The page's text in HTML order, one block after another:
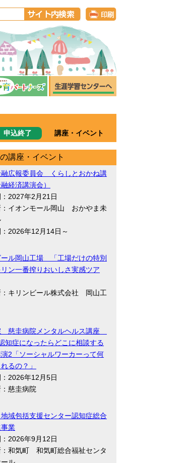
申込終了 講座・イベント
講座・イベント
融広報委員会 くらしとおかね講
経済講演会）
2027年2月21日
：イオンモール岡山 おかやま未
2026年12月14日～
ール岡山工場 「工場だけの特別
ン一番搾りおいしさ実感ツア
：キリンビール株式会社 岡山工
慈圭病院メンタルヘルス講座
知症になったらどこに相談する
2「ソーシャルワーカーって何
るの？」
2026年12月5日
慈圭病院
域包括支援センター認知症総合
業
2026年9月12日
：和気町 和気町総合福祉センタ